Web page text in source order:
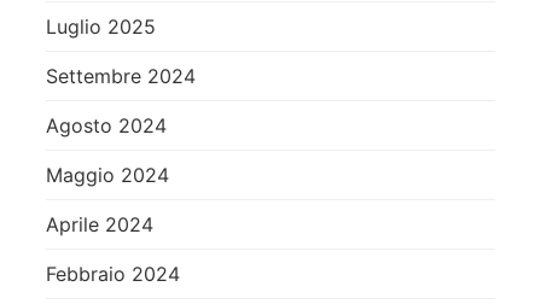
Luglio 2025
Settembre 2024
Agosto 2024
Maggio 2024
Aprile 2024
Febbraio 2024